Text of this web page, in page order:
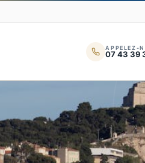
APPELEZ-
07 43 39